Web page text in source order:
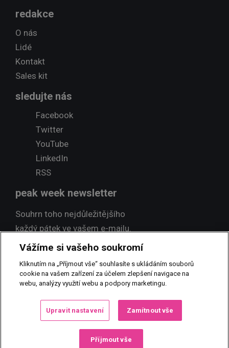
redakce
O nás
Lidé
Kontakt
Sales kit
sledujte nás
Facebook
Twitter
YouTube
LinkedIn
RSS
peak week newsletter
Souhrn toho nejdůležitějšího
každý pátek ve vašem e-mailu.
převzetí, šíření či dalšího zpřístupňování článků a fotografií je bez
písemného souhlasu PEAK NEWS MEDIA, s.r.o. zakázáno.
Vážíme si vašeho soukromí
Kliknutím na „Příjmout vše“ souhlasíte s ukládáním souborů
cookie na vašem zařízení za účelem zlepšení navigace na
webu, analýzy využití webu a podpory marketingu.
Upravit nastavení Zamítnout vše
Příjmout vše